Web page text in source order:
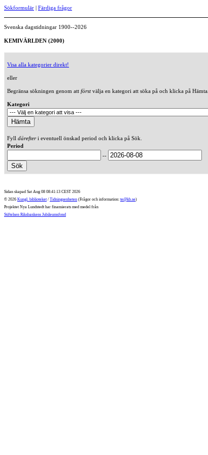
Sökformulär | Färdiga frågor
Svenska dagstidningar 1900--2026
KEMIVÄRLDEN (2000)
Visa alla kategorier direkt!
eller
Begränsa sökningen genom att förstvälja en kategori att söka på och klicka på Hämta.
Kategori
Fyll därefteri eventuell önskad period och klicka på Sök.
Period
--
Sidan skapad Sat Aug 08 08:41:13 CEST 2026
© 2026 Kungl. biblioteket / Tidningsenheten (Frågor och information: te@kb.se)
Projektet Nya Lundstedt har finansierats med medel från
Stiftelsen Riksbankens Jubileumsfond